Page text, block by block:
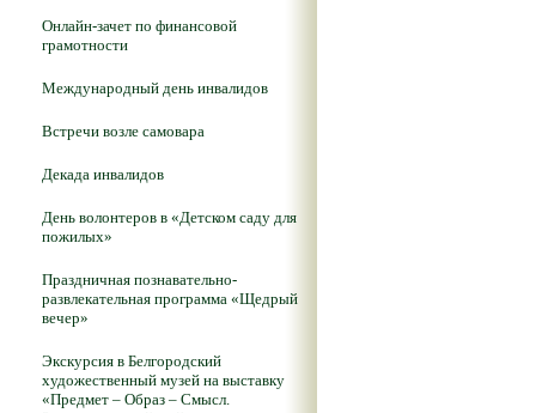
Онлайн-зачет по финансовой
грамотности
Международный день инвалидов
Встречи возле самовара
Декада инвалидов
День волонтеров в «Детском саду для
пожилых»
Праздничная познавательно-
развлекательная программа «Щедрый
вечер»
Экскурсия в Белгородский
художественный музей на выставку
«Предмет – Образ – Смысл.